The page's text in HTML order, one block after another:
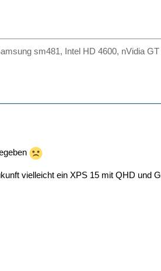
sm481, Intel HD 4600, nVidia
vielleicht ein XPS 15 mit QHD und